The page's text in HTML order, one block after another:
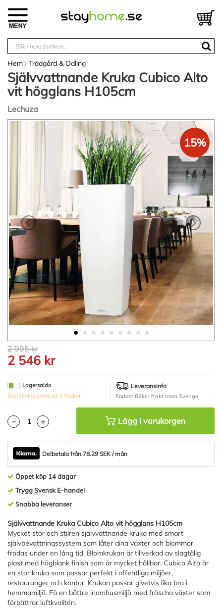
innehållet
Hem Trädgård & Odling
Självvattnande Kruka Cubico Alto
vit högglans H105cm
Lechuza
Hoppa
till
början
av
bildgalleriet
15%
2 995 kr
2 546 kr
Lagersaldo
Beställningsvara ca 3 Veckor
Leveransinfo
Endast 69kr i frakt inom Sverige
Lägg i varukorgen
Delbetala från 78.29 SEK / mån
Öppet köp 14 dagar
Trygg Svensk E-handel
Snabba leveranser
Självvattnande Kruka Cubico Alto vit högglans H105cm
Mycket stor och stilren självvattnande kruka med smart
självbevattningssystem som låter dina växter och blommor
frodas under en lång tid. Blomkrukan är tillverkad av slagtålig
plast med högblank finish som är mycket hållbar. Cubico Alto är
en stor kruka som passar perfekt i offentliga miljöer,
restauranger och kontor. Krukan passar givetvis lika bra i
hemmamiljö. Få en bättre inomhusmiljö med fräscha växter som
förbättrar luftkvalitén.